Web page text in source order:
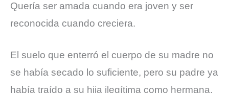
Quería ser amada cuando era joven y ser
reconocida cuando creciera.
El suelo que enterró el cuerpo de su madre no
se había secado lo suficiente, pero su padre ya
había traído a su hija ilegítima como hermana.